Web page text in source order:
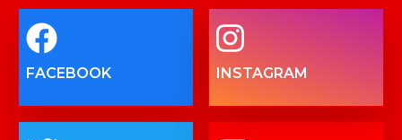
FACEBOOK INSTAGRAM